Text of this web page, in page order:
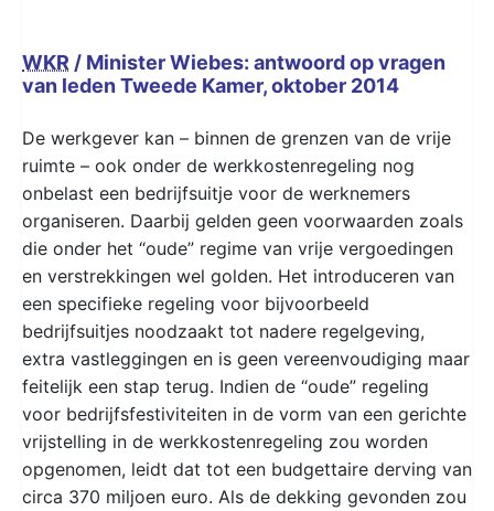
WKR / Minister Wiebes: antwoord op vragen
van leden Tweede Kamer, oktober 2014
De werkgever kan – binnen de grenzen van de vrije
ruimte – ook onder de werkkostenregeling nog
onbelast een bedrijfsuitje voor de werknemers
organiseren. Daarbij gelden geen voorwaarden zoals
die onder het “oude” regime van vrije vergoedingen
en verstrekkingen wel golden. Het introduceren van
een specifieke regeling voor bijvoorbeeld
bedrijfsuitjes noodzaakt tot nadere regelgeving,
extra vastleggingen en is geen vereenvoudiging maar
feitelijk een stap terug. Indien de “oude” regeling
voor bedrijfsfestiviteiten in de vorm van een gerichte
vrijstelling in de werkkostenregeling zou worden
opgenomen, leidt dat tot een budgettaire derving van
circa 370 miljoen euro. Als de dekking gevonden zou